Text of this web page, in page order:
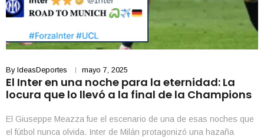
By IdeasDeportes mayo 7, 2025
El Inter en una noche para la eternidad: La
locura que lo llevó a la final de la Champions
El Giuseppe Meazza fue el escenario de una de esas noches que
el fútbol nunca olvida. Inter de Milán protagonizó una hazaña